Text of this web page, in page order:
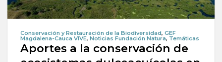
Conservación y Restauración de la Biodiversidad, GEF
Magdalena-Cauca VIVE, Noticias Fundación Natura, Temáticas
Aportes a la conservación de